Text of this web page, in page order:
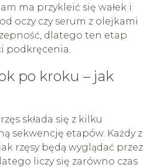
ma przykleić się wałek i
oczy czy serum z olejkami
dlatego ten etap
podkręcenia.
po kroku – jak
składa się z kilku
sekwencję etapów. Każdy z
rzęsy będą wyglądać przez
liczy się zarówno czas